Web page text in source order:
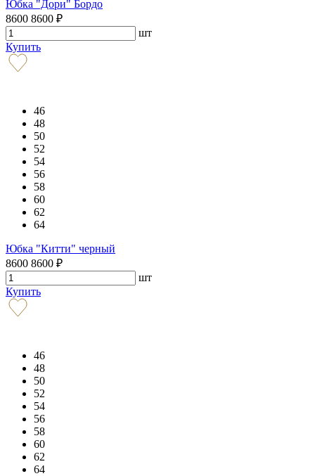
Юбка "Дори" Бордо
8600 8600 ₽
шт
Купить
46
48
50
52
54
56
58
60
62
64
Юбка "Китти" черный
8600 8600 ₽
шт
Купить
46
48
50
52
54
56
58
60
62
64